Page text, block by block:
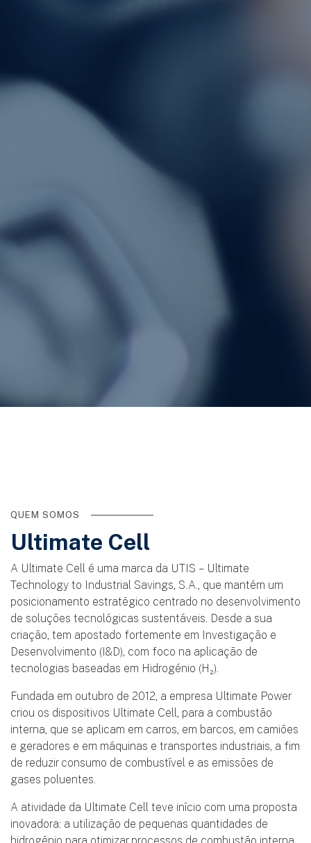
QUEM SOMOS
Ultimate Cell
A Ultimate Cell é uma marca da UTIS – Ultimate
Technology to Industrial Savings, S.A., que mantém um
posicionamento estratégico centrado no desenvolvimento
de soluções tecnológicas sustentáveis. Desde a sua
criação, tem apostado fortemente em Investigação e
Desenvolvimento (I&D), com foco na aplicação de
Fundada em outubro de 2012, a empresa Ultimate Power
criou os dispositivos Ultimate Cell, para a combustão
interna, que se aplicam em carros, em barcos, em camiões
e geradores e em máquinas e transportes industriais, a fim
de reduzir consumo de combustível e as emissões de
A atividade da Ultimate Cell teve início com uma proposta